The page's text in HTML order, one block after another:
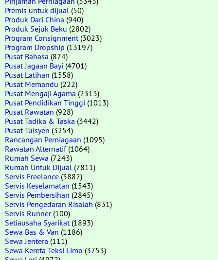
Premis untuk dijual (50)
Produk Dari China (940)
Produk Sejuk Beku (2802)
Program Consignment (3023)
Program Dropship (13197)
Pusat Bahasa (874)
Pusat Jagaan Bayi (4701)
Pusat Latihan (1558)
Pusat Memandu (222)
Pusat Mengaji Agama (2313)
Pusat Pendidikan Tinggi (1013)
Pusat Rawatan (928)
Pusat Tadika & Taska (3442)
Pusat Tuisyen (3254)
Rancangan Perniagaan (1095)
Rawatan Alternatif(1064)
Rumah Sewa (7243)
Rumah Untuk Dijual (7811)
Servis Freelance (3882)
Servis Keselamatan (1543)
Servis Pembersihan (2845)
Servis Pengedaran Risalah (831)
Servis Runner(100)
Setiausaha Syarikat (1893)
Sewa Bas & Van (1186)
Sewa Jentera (111)
Sewa Kereta Teksi Limo (3753)